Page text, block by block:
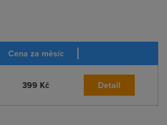
Cena za měsíc
399 Kč Detail